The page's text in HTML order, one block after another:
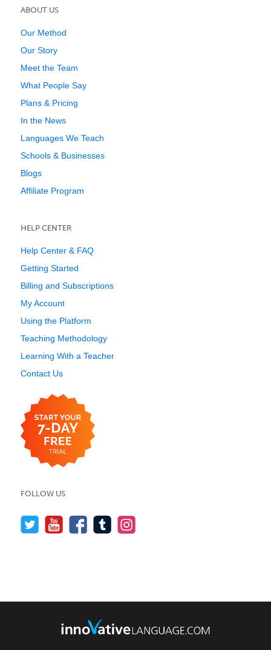
ABOUT US
Our Method
Our Story
Meet the Team
What People Say
Plans & Pricing
In the News
Languages We Teach
Schools & Businesses
Blogs
Affiliate Program
HELP CENTER
Help Center & FAQ
Getting Started
Billing and Subscriptions
My Account
Using the Platform
Teaching Methodology
Learning With a Teacher
Contact Us
FOLLOW US